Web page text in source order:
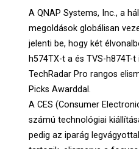
A QNAP Systems, Inc., a
megoldások globálisan
jelenti be, hogy két
h574TX-t a és TVS-
TechRadar Pro rangos
Picks Awarddal.
A CES (Consumer
számú technológiai
pedig az iparág